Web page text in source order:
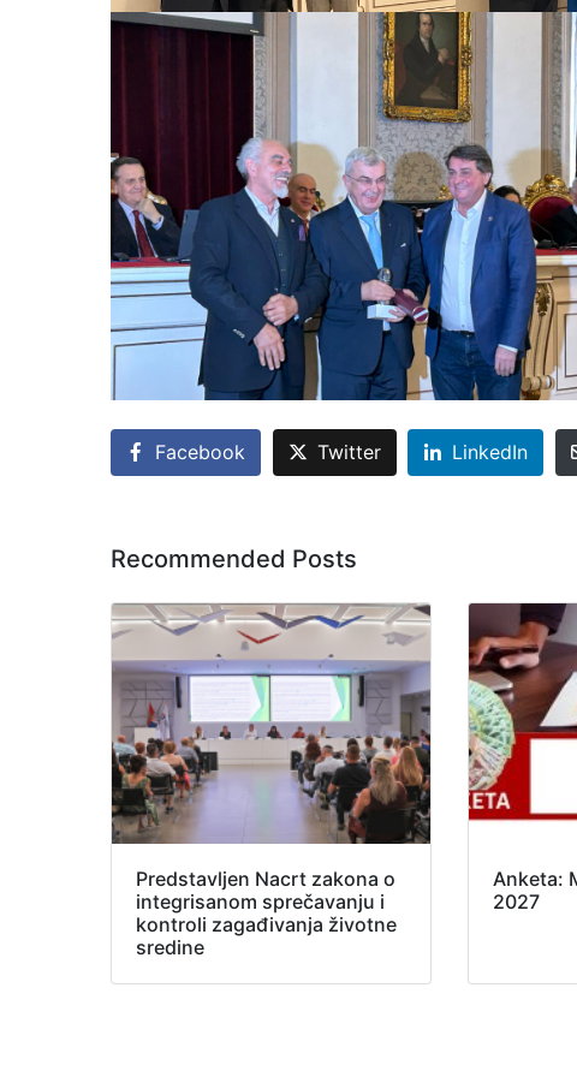
Facebook Twitter LinkedIn
Recommended Posts
Predstavljen Nacrt zakona o
integrisanom sprečavanju i
kontroli zagađivanja životne
sredine
Anketa:
2027